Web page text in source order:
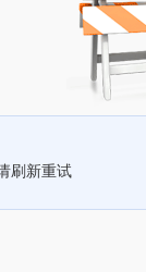
刷新重试